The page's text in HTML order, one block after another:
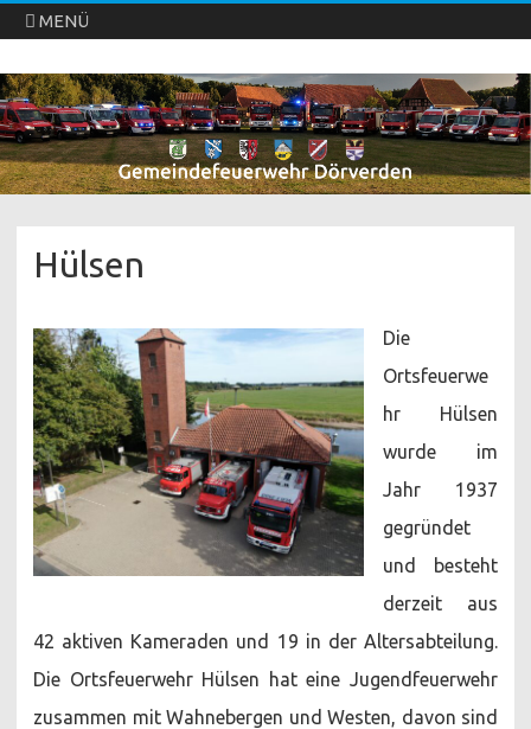
MENÜ
Freiwillige Feuerwehren Dörverden
Direkt
zum
Inhalt
springen
Hülsen
Die
Ortsfeuerwe
hr Hülsen
wurde im
Jahr 1937
gegründet
und besteht
derzeit aus
42 aktiven Kameraden und 19 in der Altersabteilung.
Die Ortsfeuerwehr Hülsen hat eine Jugendfeuerwehr
zusammen mit Wahnebergen und Westen, davon sind